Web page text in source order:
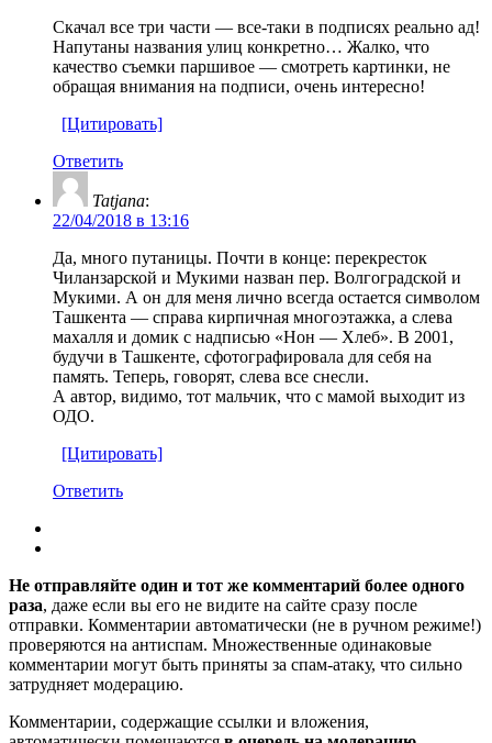
Скачал все три части — все-таки в подписях реально ад!
Напутаны названия улиц конкретно… Жалко, что
качество съемки паршивое — смотреть картинки, не
обращая внимания на подписи, очень интересно!
[Цитировать]
Ответить
Tatjana:
22/04/2018 в 13:16
Да, много путаницы. Почти в конце: перекресток
Чиланзарской и Мукими назван пер. Волгоградской и
Мукими. А он для меня лично всегда остается символом
Ташкента — справа кирпичная многоэтажка, а слева
махалля и домик с надписью «Нон — Хлеб». В 2001,
будучи в Ташкенте, сфотографировала для себя на
память. Теперь, говорят, слева все снесли.
А автор, видимо, тот мальчик, что с мамой выходит из
ОДО.
[Цитировать]
Ответить
Не отправляйте один и тот же комментарий более одного
раза, даже если вы его не видите на сайте сразу после
отправки. Комментарии автоматически (не в ручном режиме!)
проверяются на антиспам. Множественные одинаковые
комментарии могут быть приняты за спам-атаку, что сильно
затрудняет модерацию.
Комментарии, содержащие ссылки и вложения,